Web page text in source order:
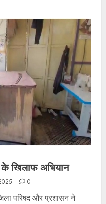
के खिलाफ अभियान
0
परिषद और प्रशासन ने